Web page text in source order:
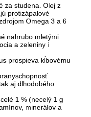
za studena. Olej z
protizápalové
Omega 3 a 6
nahrubo mletými
a zeleniny i
prospieva kĺbovému
aj dlhodobého
1 % (necelý 1 g
minerálov a